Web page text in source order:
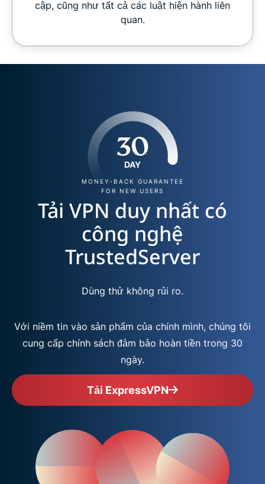
cập, cũng như tất cả các luật hiện hành liên
quan.
30
DAY
MONEY-BACK GUARANTEE
FOR NEW USERS
Tải VPN duy nhất có
công nghệ
TrustedServer
Dùng thử không rủi ro.
Với niềm tin vào sản phẩm của chính mình, chúng tôi
cung cấp chính sách đảm bảo hoàn tiền trong 30
ngày.
Tải ExpressVPN